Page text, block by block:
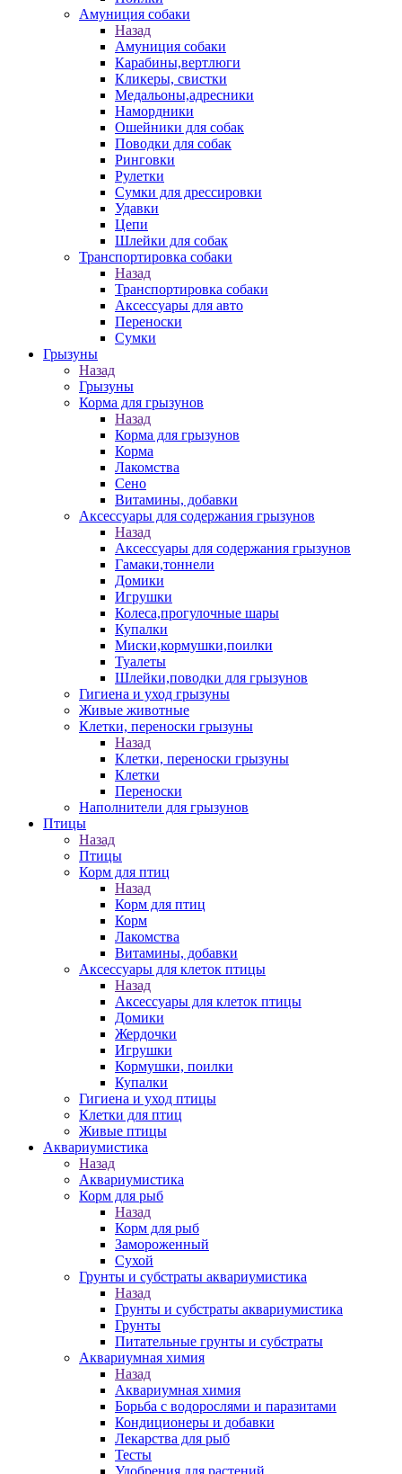
Амуниция собаки
Назад
Амуниция собаки
Карабины,вертлюги
Кликеры, свистки
Медальоны,адресники
Намордники
Ошейники для собак
Поводки для собак
Ринговки
Рулетки
Сумки для дрессировки
Удавки
Цепи
Шлейки для собак
Транспортировка собаки
Назад
Транспортировка собаки
Аксессуары для авто
Переноски
Сумки
Грызуны
Назад
Грызуны
Корма для грызунов
Назад
Корма для грызунов
Корма
Лакомства
Сено
Витамины, добавки
Аксессуары для содержания грызунов
Назад
Аксессуары для содержания грызунов
Гамаки,тоннели
Домики
Игрушки
Колеса,прогулочные шары
Купалки
Миски,кормушки,поилки
Туалеты
Шлейки,поводки для грызунов
Гигиена и уход грызуны
Живые животные
Клетки, переноски грызуны
Назад
Клетки, переноски грызуны
Клетки
Переноски
Наполнители для грызунов
Птицы
Назад
Птицы
Корм для птиц
Назад
Корм для птиц
Корм
Лакомства
Витамины, добавки
Аксессуары для клеток птицы
Назад
Аксессуары для клеток птицы
Домики
Жердочки
Игрушки
Кормушки, поилки
Купалки
Гигиена и уход птицы
Клетки для птиц
Живые птицы
Аквариумистика
Назад
Аквариумистика
Корм для рыб
Назад
Корм для рыб
Замороженный
Сухой
Грунты и субстраты аквариумистика
Назад
Грунты и субстраты аквариумистика
Грунты
Питательные грунты и субстраты
Аквариумная химия
Назад
Аквариумная химия
Борьба с водорослями и паразитами
Кондиционеры и добавки
Лекарства для рыб
Тесты
Удобрения для растений